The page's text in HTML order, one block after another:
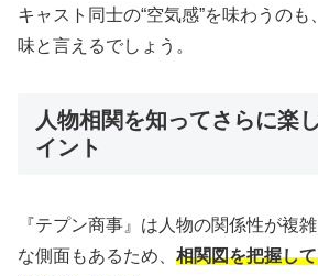
キャスト同士の“空気感”を味わうの
味と言えるでしょう。
人物相関を知ってさらに楽
イント
『テプン商事』は人物の関係性が複
な側面もあるため、 相関図を把握し